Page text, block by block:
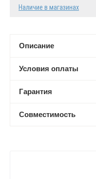
Наличие в магазинах
Описание
Условия оплаты
Гарантия
Совместимость